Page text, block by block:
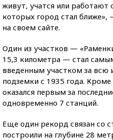
живут, учатся или работают
которых город стал ближе»,
на своем сайте.
Один из участков —
15,3 километра — стал
введенным участком за всю
подземки с 1935 года.
оказался первым за
одновременно 7 станций.
Еще один рекорд связан со
построили на глубине 28